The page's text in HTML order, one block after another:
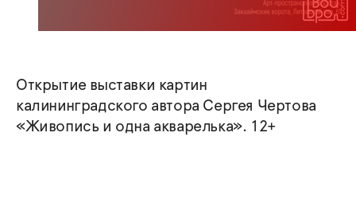
Открытие выставки картин
калининградского автора Сергея Чертова
«Живопись и одна акварелька». 12+